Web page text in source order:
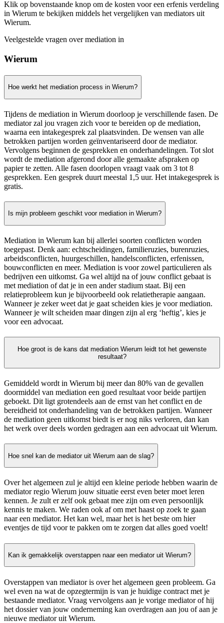
Klik op bovenstaande knop om de kosten voor een erfenis verdeling
in Wierum te bekijken middels het vergelijken van mediators uit
Wierum.
Veelgestelde vragen over mediation in
Wierum
Hoe werkt het mediation process in Wierum?
Tijdens de mediation in Wierum doorloop je verschillende fasen. De
mediator zal jou vragen zich voor te bereiden op de mediation,
waarna een intakegesprek zal plaatsvinden. De wensen van alle
betrokken partijen worden geïnventariseerd door de mediator.
Vervolgens beginnen de gesprekken en onderhandelingen. Tot slot
wordt de mediation afgerond door alle gemaakte afspraken op
papier te zetten. Alle fasen doorlopen vraagt vaak om 3 tot 8
gesprekken. Een gesprek duurt meestal 1,5 uur. Het intakegesprek is
gratis.
Is mijn probleem geschikt voor mediation in Wierum?
Mediation in Wierum kan bij allerlei soorten conflicten worden
toegepast. Denk aan: echtscheidingen, familieruzies, burenruzies,
arbeidsconflicten, huurgeschillen, handelsconflicten, erfenissen,
bouwconflicten en meer. Mediation is voor zowel particulieren als
bedrijven een uitkomst. Ga wel altijd na of jouw conflict gebaat is
met mediation of dat je in een ander stadium staat. Bij een
relatieprobleem kun je bijvoorbeeld ook relatietherapie aangaan.
Wanneer je zeker weet dat je gaat scheiden kies je voor mediation.
Wanneer je wilt scheiden maar dingen zijn al erg ‘heftig’, kies je
voor een advocaat.
Hoe groot is de kans dat mediation Wierum leidt tot het gewenste
resultaat?
Gemiddeld wordt in Wierum bij meer dan 80% van de gevallen
doormiddel van mediation een goed resultaat voor beide partijen
geboekt. Dit ligt grotendeels aan de ernst van het conflict en de
bereidheid tot onderhandeling van de betrokken partijen. Wanneer
de mediation geen uitkomst biedt is er nog niks verloren, dan kan
het werk over deels worden gedragen aan een advocaat uit Wierum.
Hoe snel kan de mediator uit Wierum aan de slag?
Over het algemeen zul je altijd een kleine periode hebben waarin de
mediator regio Wierum jouw situatie eerst even beter moet leren
kennen. Je zult er zelf ook gebaat mee zijn om even persoonlijk
kennis te maken. We raden ook af om met haast op zoek te gaan
naar een mediator. Het kan wel, maar het is het beste om hier
eventjes de tijd voor te pakken om te zorgen dat alles goed voelt!
Kan ik gemakkelijk overstappen naar een mediator uit Wierum?
Overstappen van mediator is over het algemeen geen probleem. Ga
wel even na wat de opzegtermijn is van je huidige contract met je
bestaande mediator. Vraag vervolgens aan je vorige mediator of hij
het dossier van jouw onderneming kan overdragen aan jou of aan je
nieuwe mediator uit Wierum.